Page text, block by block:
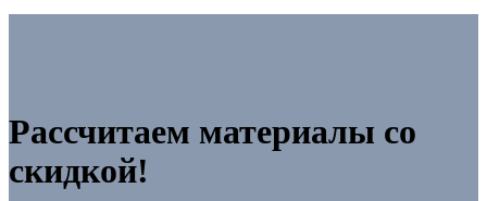
Рассчитаем материалы со
скидкой!